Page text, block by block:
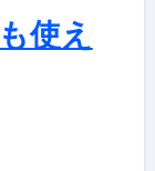
使え